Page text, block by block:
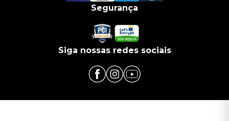
Segurança
Siga nossas redes sociais